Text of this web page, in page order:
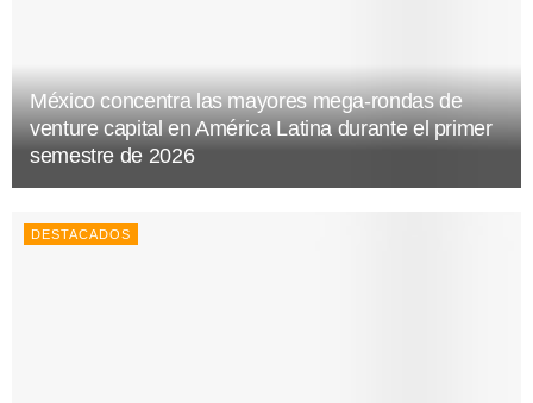
México concentra las mayores mega-rondas de
venture capital en América Latina durante el primer
semestre de 2026
DESTACADOS